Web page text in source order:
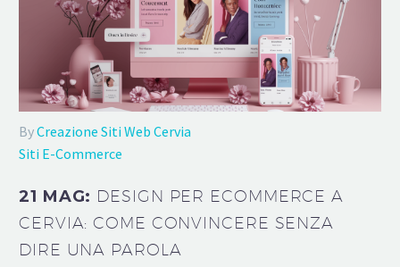
ByCreazione Siti Web Cervia
Siti E-Commerce
21 MAG: DESIGN PER ECOMMERCE A
CERVIA: COME CONVINCERE SENZA
DIRE UNA PAROLA